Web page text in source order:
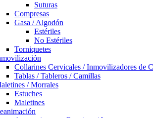
Suturas
Compresas
Gasa / Algodón
Estériles
No Estériles
Torniquetes
Collarines Cervicales / Inmovilizadores de
Tablas / Tableros / Camillas
/ Morrales
Estuches
Maletines